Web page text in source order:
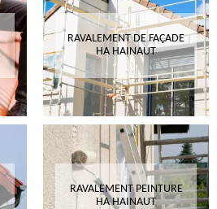
RAVALEMENT DE FAÇADE
HA HAINAUT
RAVALEMENT PEINTURE
HA HAINAUT